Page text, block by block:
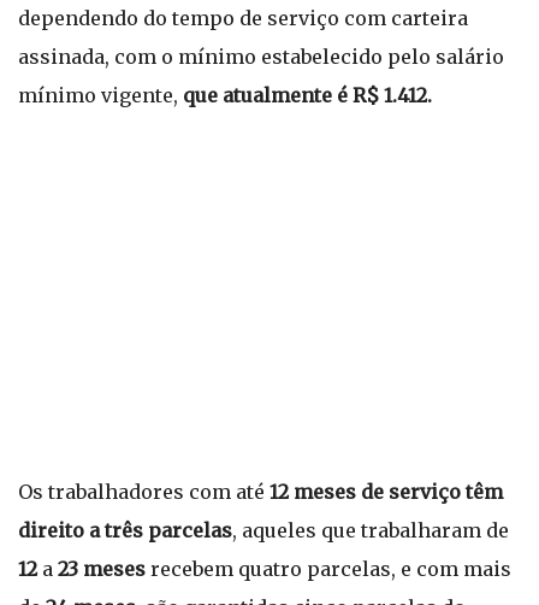
dependendo do tempo de serviço com carteira
assinada, com o mínimo estabelecido pelo salário
mínimo vigente, que atualmente é R$ 1.412.
Os trabalhadores com até 12 meses de serviço têm
direito a três parcelas, aqueles que trabalharam de
12a 23 meses recebem quatro parcelas, e com mais